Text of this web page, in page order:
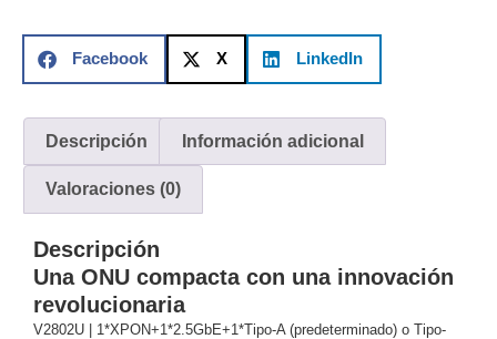
Coaxial y
Conectores
Cables
Armados -
5eFibra
ÓpticaPara
Alimentación
y
ElectricidadRG59
Tipo
CaP TelefónicoVGA
/ DVI /
Facebook X LinkedIn
Descripción Información adicional
Valoraciones (0)
Descripción
Una ONU compacta con una innovación
revolucionaria
V2802U | 1*XPON+1*2.5GbE+1*Tipo-A (predeterminado) o Tipo-